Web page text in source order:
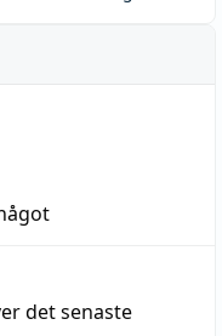
det senaste